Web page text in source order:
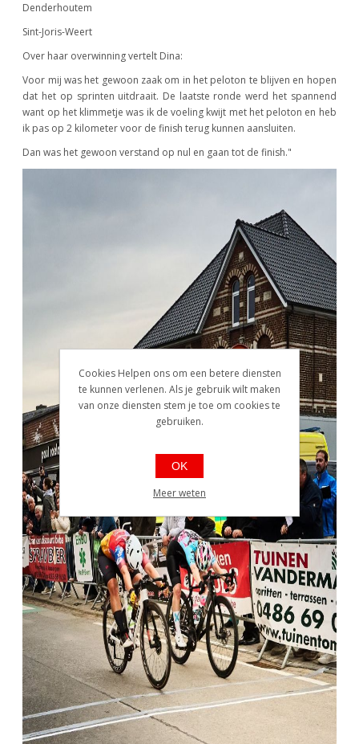
Denderhoutem
Sint-Joris-Weert
Over haar overwinning vertelt Dina:
Voor mij was het gewoon zaak om in het peloton te blijven en hopen
dat het op sprinten uitdraait. De laatste ronde werd het spannend
want op het klimmetje was ik de voeling kwijt met het peloton en heb
ik pas op 2 kilometer voor de finish terug kunnen aansluiten.
Dan was het gewoon verstand op nul en gaan tot de finish."
Cookies Helpen ons om een betere diensten
te kunnen verlenen. Als je gebruik wilt maken
van onze diensten stem je toe om cookies te
gebruiken.
OK
Meer weten